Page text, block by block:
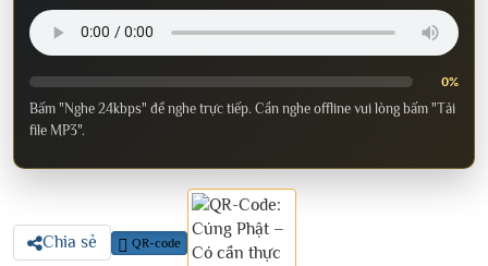
0%
Bấm "Nghe 24kbps" để nghe trực tiếp. Cần nghe offline vui lòng bấm "Tải
file MP3".
Chia sẻ QR-code